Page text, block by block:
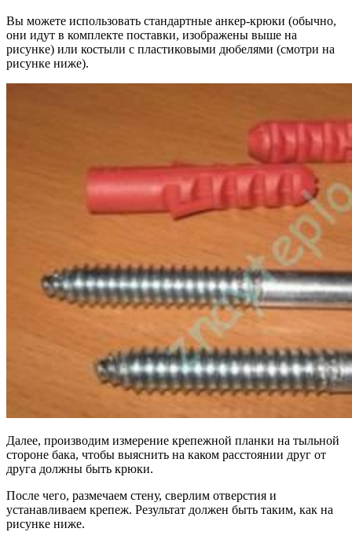
Вы можете использовать стандартные анкер-крюки (обычно,
они идут в комплекте поставки, изображены выше на
рисунке) или костыли с пластиковыми дюбелями (смотри на
рисунке ниже).
Далее, производим измерение крепежной планки на тыльной
стороне бака, чтобы выяснить на каком расстоянии друг от
друга должны быть крюки.
После чего, размечаем стену, сверлим отверстия и
устанавливаем крепеж. Результат должен быть таким, как на
рисунке ниже.